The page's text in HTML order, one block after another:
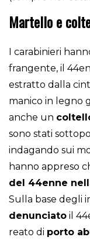
Martello e
I carabinieri
frangente, il
estratto dalla
manico in legno
anche un
sono stati
indagando sui
hanno appreso
del 44enne
Sulla base degli
denunciato il
reato di porto